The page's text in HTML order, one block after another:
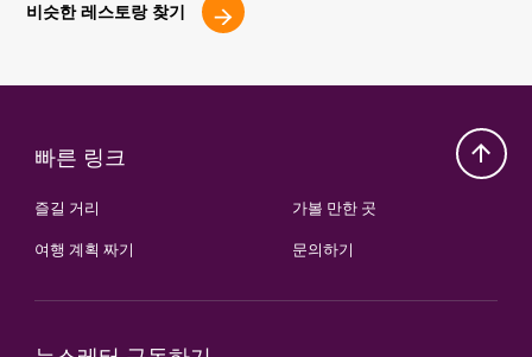
비슷한 레스토랑 찾기
빠른 링크
즐길 거리
여행 계획 짜기
가볼 만한 곳
문의하기